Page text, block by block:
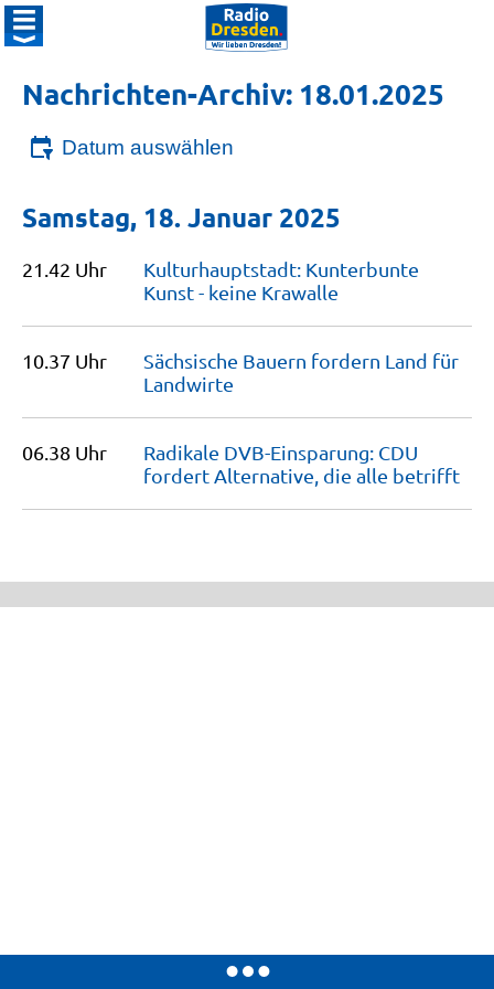
Nachrichten-Archiv: 18.01.2025
Datum auswählen
Samstag, 18. Januar 2025
21.42 Uhr
Kulturhauptstadt: Kunterbunte
Kunst - keine Krawalle
10.37 Uhr
Sächsische Bauern fordern Land für
Landwirte
06.38 Uhr
Radikale DVB-Einsparung: CDU
fordert Alternative, die alle betrifft